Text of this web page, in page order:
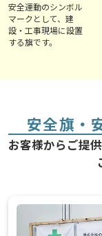
安全運動のシンボル
マークとして、建
設・工事現場に設置
する旗です。
安全旗・
お客様からご提